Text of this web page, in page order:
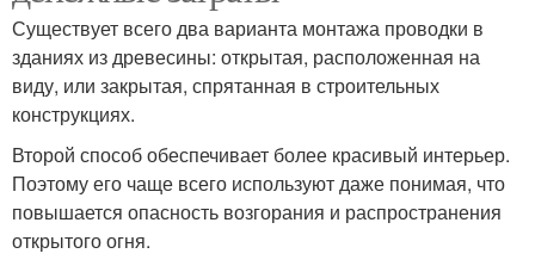
Существует всего два варианта монтажа проводки в
зданиях из древесины: открытая, расположенная на
виду, или закрытая, спрятанная в строительных
конструкциях.
Второй способ обеспечивает более красивый интерьер.
Поэтому его чаще всего используют даже понимая, что
повышается опасность возгорания и распространения
открытого огня.